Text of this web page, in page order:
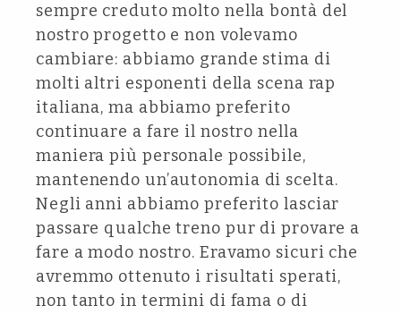
sempre creduto molto nella bontà del
nostro progetto e non volevamo
cambiare: abbiamo grande stima di
molti altri esponenti della scena rap
italiana, ma abbiamo preferito
continuare a fare il nostro nella
maniera più personale possibile,
mantenendo un’autonomia di scelta.
Negli anni abbiamo preferito lasciar
passare qualche treno pur di provare a
fare a modo nostro. Eravamo sicuri che
avremmo ottenuto i risultati sperati,
non tanto in termini di fama o di